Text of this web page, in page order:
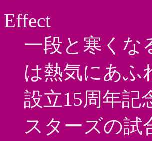
Effect
一段と寒くな
は熱気にあふ
設立15周年記
スターズの試